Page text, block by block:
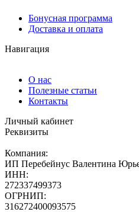
Бонусная программа
Доставка и оплата
Навигация
О нас
Полезные статьи
Контакты
Личный кабинет
Реквизиты
Компания:
ИП Перебейнус Валентина
ИНН:
272337499373
ОГРНИП:
316272400093575